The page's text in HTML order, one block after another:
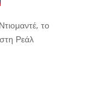
το
Ρεάλ